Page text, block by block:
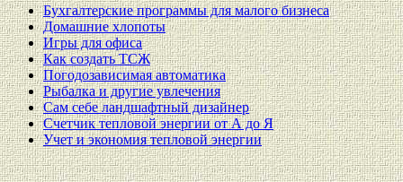
Бухгалтерские программы для малого бизнеса
Домашние хлопоты
Игры для офиса
Как создать ТСЖ
Погодозависимая автоматика
Рыбалка и другие увлечения
Сам себе ландшафтный дизайнер
Счетчик тепловой энергии от А до Я
Учет и экономия тепловой энергии